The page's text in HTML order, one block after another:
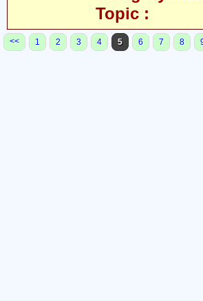
Topic :
<< 1 2 3 4 5 6 7 8